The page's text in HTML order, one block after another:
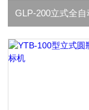
GLP-200立式全